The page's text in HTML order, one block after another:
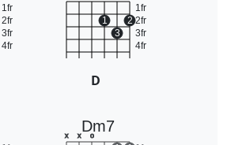
1fr
2fr
3fr
4fr
1fr
2fr
3fr
4fr
1
3
2
D
Dm7
x x o